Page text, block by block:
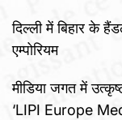
दिल्ली में बिहार के
एम्पोरियम
मीडिया जगत में
‘LIPI Europe